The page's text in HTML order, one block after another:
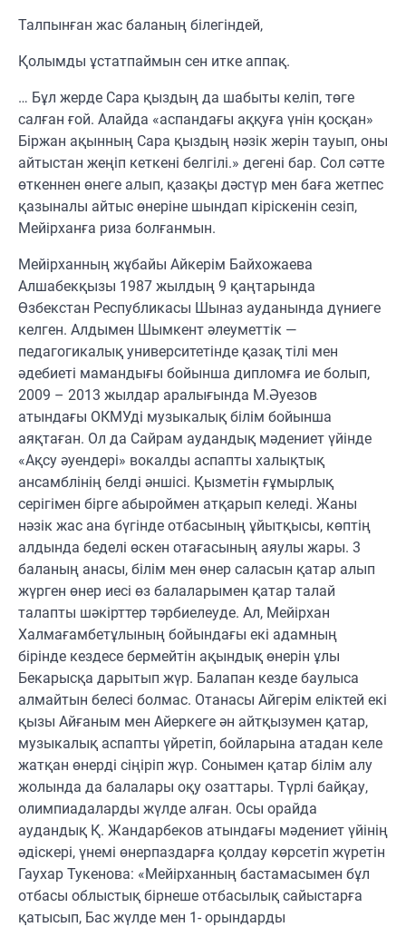
Талпынған жас баланың білегіндей,
Қолымды ұстатпаймын сен итке аппақ.
… Бұл жерде Сара қыздың да шабыты келіп, төге
салған ғой. Алайда «аспандағы аққуға үнін қосқан»
Біржан ақынның Сара қыздың нәзік жерін тауып, оны
айтыстан жеңіп кеткені белгілі.» дегені бар. Сол сәтте
өткеннен өнеге алып, қазақы дәстүр мен баға жетпес
қазыналы айтыс өнеріне шындап кіріскенін сезіп,
Мейірханға риза болғанмын.
Мейірханның жұбайы Айкерім Байхожаева
Алшабекқызы 1987 жылдың 9 қаңтарында
Өзбекстан Республикасы Шыназ ауданында дүниеге
келген. Алдымен Шымкент әлеуметтік —
педагогикалық университетінде қазақ тілі мен
әдебиеті мамандығы бойынша дипломға ие болып,
2009 – 2013 жылдар аралығында М.Әуезов
атындағы ОКМУді музыкалық білім бойынша
аяқтаған. Ол да Сайрам аудандық мәдениет үйінде
«Ақсу әуендері» вокалды аспапты халықтық
ансамблінің белді әншісі. Қызметін ғұмырлық
серігімен бірге абыроймен атқарып келеді. Жаны
нәзік жас ана бүгінде отбасының ұйытқысы, көптің
алдында беделі өскен отағасының аяулы жары. 3
баланың анасы, білім мен өнер саласын қатар алып
жүрген өнер иесі өз балаларымен қатар талай
талапты шәкірттер тәрбиелеуде. Ал, Мейірхан
Халмағамбетұлының бойындағы екі адамның
бірінде кездесе бермейтін ақындық өнерін ұлы
Бекарысқа дарытып жүр. Балапан кезде баулыса
алмайтын белесі болмас. Отанасы Айгерім еліктей екі
қызы Айғаным мен Айеркеге ән айтқызумен қатар,
музыкалық аспапты үйретіп, бойларына атадан келе
жатқан өнерді сіңіріп жүр. Сонымен қатар білім алу
жолында да балалары оқу озаттары. Түрлі байқау,
олимпиадаларды жүлде алған. Осы орайда
аудандық Қ. Жандарбеков атындағы мәдениет үйінің
әдіскері, үнемі өнерпаздарға қолдау көрсетіп жүретін
Гаухар Тукенова: «Мейірханның бастамасымен бұл
отбасы облыстық бірнеше отбасылық сайыстарға
қатысып, Бас жүлде мен 1- орындарды